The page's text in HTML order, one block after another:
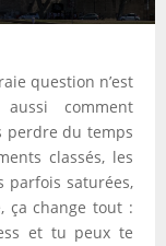
question n’est
comment
perdre du temps
classés, les
parfois saturées,
ça change tout :
et tu peux te